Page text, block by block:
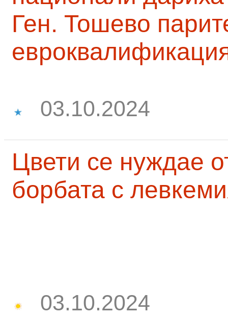
Ген. Тошево
03.10.2024
Цвети се нуждае
борбата с
03.10.2024